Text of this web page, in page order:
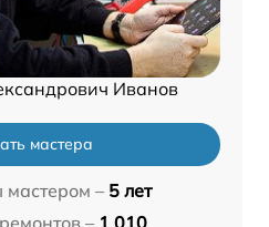
Иванов
мастера
– 5 лет